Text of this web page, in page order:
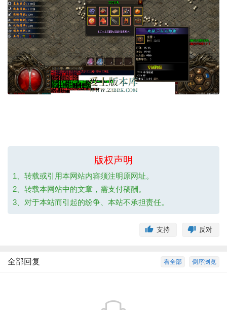
版权声明
1、转载或引用本网站内容须注明原网址。
2、转载本网站中的文章，需支付稿酬。
3、对于本站而引起的纷争、本站不承担责任。
反对
支持
倒序浏览
看全部
全部回复